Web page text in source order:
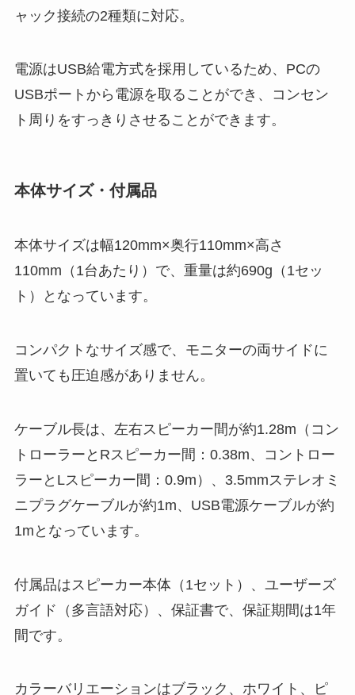
ャック接続の2種類に対応。
電源はUSB給電方式を採用しているため、PCの
USBポートから電源を取ることができ、コンセン
ト周りをすっきりさせることができます。
本体サイズ・付属品
本体サイズは幅120mm×奥行110mm×高さ
110mm（1台あたり）で、重量は約690g（1セッ
ト）となっています。
コンパクトなサイズ感で、モニターの両サイドに
置いても圧迫感がありません。
ケーブル長は、左右スピーカー間が約1.28m（コン
トローラーとRスピーカー間：0.38m、コントロー
ラーとLスピーカー間：0.9m）、3.5mmステレオミ
ニプラグケーブルが約1m、USB電源ケーブルが約
1mとなっています。
付属品はスピーカー本体（1セット）、ユーザーズ
ガイド（多言語対応）、保証書で、保証期間は1年
間です。
カラーバリエーションはブラック、ホワイト、ピ